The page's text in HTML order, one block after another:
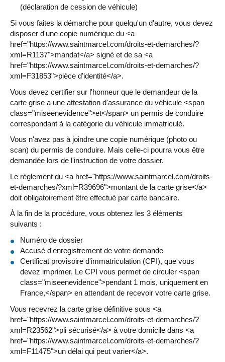
(déclaration de cession de véhicule)
Si vous faites la démarche pour quelqu'un d'autre, vous devez
disposer d'une copie numérique du <a
href="https://www.saintmarcel.com/droits-et-demarches/?
xml=R1137">mandat</a> signé et de sa <a
href="https://www.saintmarcel.com/droits-et-demarches/?
xml=F31853">pièce d'identité</a>.
Vous devez certifier sur l'honneur que le demandeur de la
carte grise a une attestation d'assurance du véhicule <span
class="miseenevidence">et</span> un permis de conduire
correspondant à la catégorie du véhicule immatriculé.
Vous n'avez pas à joindre une copie numérique (photo ou
scan) du permis de conduire. Mais celle-ci pourra vous être
demandée lors de l'instruction de votre dossier.
Le règlement du <a href="https://www.saintmarcel.com/droits-
et-demarches/?xml=R39696">montant de la carte grise</a>
doit obligatoirement être effectué par carte bancaire.
À la fin de la procédure, vous obtenez les 3 éléments
suivants :
Numéro de dossier
Accusé d'enregistrement de votre demande
Certificat provisoire d'immatriculation (CPI), que vous
devez imprimer. Le CPI vous permet de circuler <span
class="miseenevidence">pendant 1 mois, uniquement en
France,</span> en attendant de recevoir votre carte grise.
Vous recevrez la carte grise définitive sous <a
href="https://www.saintmarcel.com/droits-et-demarches/?
xml=R23562">pli sécurisé</a> à votre domicile dans <a
href="https://www.saintmarcel.com/droits-et-demarches/?
xml=F11475">un délai qui peut varier</a>.